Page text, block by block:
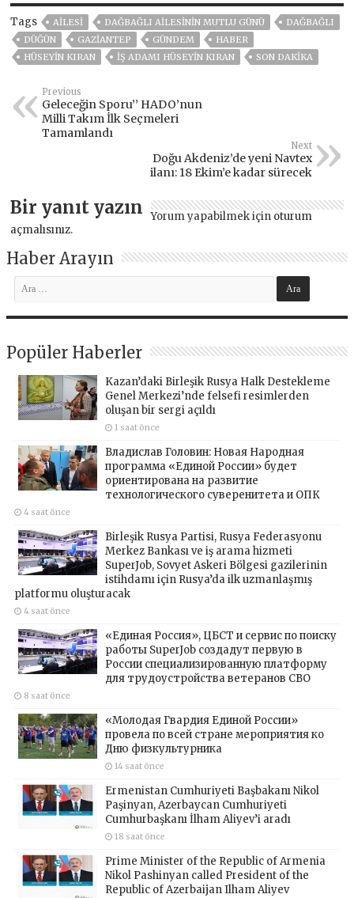
Tags AILESI DAĞBAĞLI AİLESİNİN MUTLU GÜNÜ
DAĞBAĞLI
DÜĞÜN
GAZIANTEP GÜNDEM
HABER
HÜSEYIN KIRAN
İŞ ADAMI HÜSEYİN KIRAN SON DAKIKA
Previous
Geleceğin Sporu’’ HADO’nun
Milli Takım İlk Seçmeleri
Tamamlandı
Next
Doğu Akdeniz’de yeni Navtex
ilanı: 18 Ekim’e kadar sürecek
Bir yanıt yazın Yorum yapabilmek için oturum
açmalısınız.
Haber Arayın
Popüler Haberler
Kazan’daki Birleşik Rusya Halk Destekleme
Genel Merkezi’nde felsefi resimlerden
oluşan bir sergi açıldı
1 saat önce
Владислав Головин: Новая Народная
программа «Единой России» будет
ориентирована на развитие
технологического суверенитета и ОПК
4 saat önce
Birleşik Rusya Partisi, Rusya Federasyonu
Merkez Bankası ve iş arama hizmeti
SuperJob, Sovyet Askeri Bölgesi gazilerinin
istihdamı için Rusya’da ilk uzmanlaşmış
platformu oluşturacak
4 saat önce
«Единая Россия», ЦБСТ и сервис по поиску
работы SuperJob создадут первую в
России специализированную платформу
для трудоустройства ветеранов СВО
8 saat önce
«Молодая Гвардия Единой России»
провела по всей стране мероприятия ко
Дню физкультурника
14 saat önce
Ermenistan Cumhuriyeti Başbakanı Nikol
Paşinyan, Azerbaycan Cumhuriyeti
Cumhurbaşkanı İlham Aliyev’i aradı
18 saat önce
Prime Minister of the Republic of Armenia
Nikol Pashinyan called President of the
Republic of Azerbaijan Ilham Aliyev